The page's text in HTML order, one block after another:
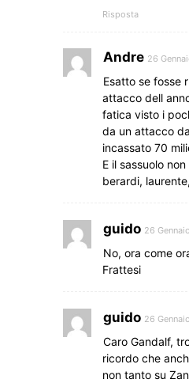
Risposta
Andre 26
Esatto se fosse
attacco dell
fatica visto i
da un attacco
incassato 70
E il sassuolo
berardi,
guido 26
No, ora come
Frattesi
guido 26
Caro Gandalf,
ricordo che
non tanto su